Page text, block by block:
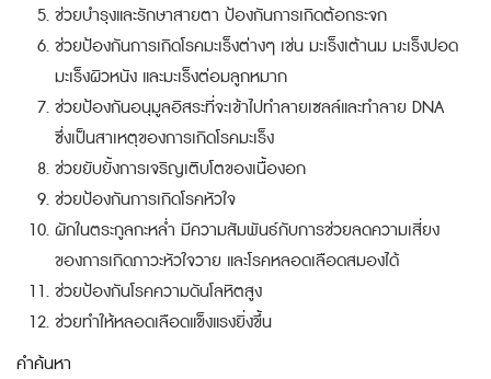
ช่วยบำรุงและรักษาสายตา ป้องกันการเกิดต้อกระจก
ช่วยป้องกันการเกิดโรคมะเร็งต่างๆ เช่น มะเร็งเต้านม มะเร็งปอด
มะเร็งผิวหนัง และมะเร็งต่อมลูกหมาก
ช่วยป้องกันอนุมูลอิสระที่จะเข้าไปทำลายเซลล์และทำลาย DNA
ซึ่งเป็นสาเหตุของการเกิดโรคมะเร็ง
ช่วยยับยั้งการเจริญเติบโตของเนื้องอก
ช่วยป้องกันการเกิดโรคหัวใจ
ผักในตระกูลกะหล่ำ มีความสัมพันธ์กับการช่วยลดความเสี่ยง
ของการเกิดภาวะหัวใจวาย และโรคหลอดเลือดสมองได้
ช่วยป้องกันโรคความดันโลหิตสูง
ช่วยทำให้หลอดเลือดแข็งแรงยิ่งขึ้น
คำค้นหา